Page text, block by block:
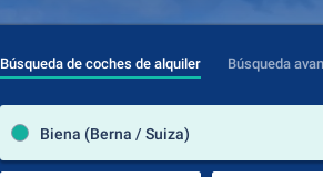
Búsqueda de coches de alquiler Búsqueda
Biena (Berna / Suiza)